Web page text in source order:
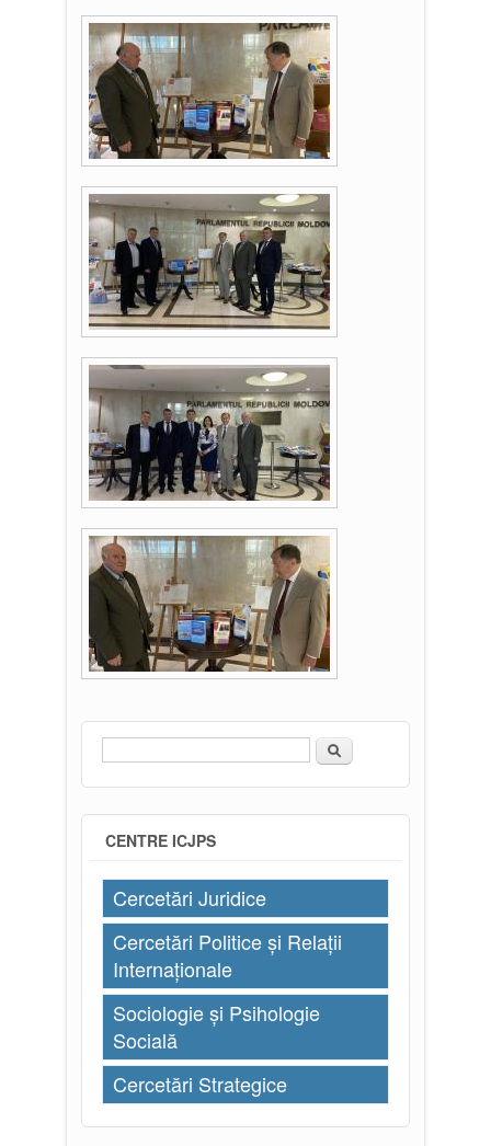
Formular de căutare
Căutare
CENTRE ICJPS
Cercetări Juridice
Cercetări Politice și Relații
Internaționale
Sociologie și Psihologie
Socială
Cercetări Strategice